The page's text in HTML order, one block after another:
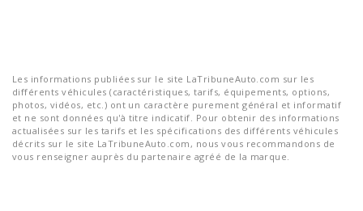
Les informations publiées sur le site LaTribuneAuto.com sur les
différents véhicules (caractéristiques, tarifs, équipements, options,
photos, vidéos, etc.) ont un caractère purement général et informatif
et ne sont données qu'à titre indicatif. Pour obtenir des informations
actualisées sur les tarifs et les spécifications des différents véhicules
décrits sur le site LaTribuneAuto.com, nous vous recommandons de
vous renseigner auprès du partenaire agréé de la marque.